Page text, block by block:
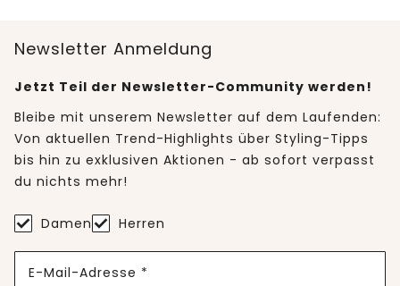
Newsletter Anmeldung
Jetzt Teil der Newsletter-Community werden!
Bleibe mit unserem Newsletter auf dem Laufenden:
Von aktuellen Trend-Highlights über Styling-Tipps
bis hin zu exklusiven Aktionen - ab sofort verpasst
du nichts mehr!
Damen Herren
E-Mail-Adresse *